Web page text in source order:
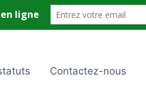
Contactez-nous